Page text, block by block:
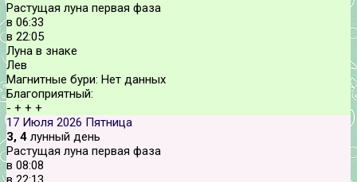
Растущая луна первая фаза
в 06:33
в 22:05
Луна в знаке
Лев
Магнитные бури: Нет данных
Благоприятный:
- + + +
17 Июля 2026 Пятница
3, 4 лунный день
Растущая луна первая фаза
в 08:08